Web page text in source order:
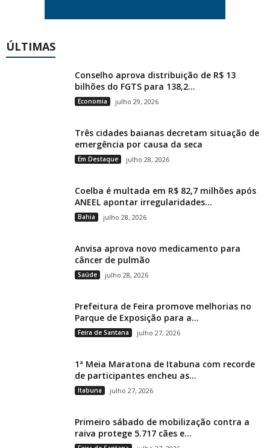
ÚLTIMAS
Conselho aprova distribuição de R$ 13
bilhões do FGTS para 138,2...
Economia julho 29, 2026
Três cidades baianas decretam situação de
emergência por causa da seca
Em Destaque julho 28, 2026
Coelba é multada em R$ 82,7 milhões após
ANEEL apontar irregularidades...
Bahia julho 28, 2026
Anvisa aprova novo medicamento para
câncer de pulmão
Saúde julho 28, 2026
Prefeitura de Feira promove melhorias no
Parque de Exposição para a...
Feira de Santana julho 27, 2026
1ª Meia Maratona de Itabuna com recorde
de participantes encheu as...
Itabuna julho 27, 2026
Primeiro sábado de mobilização contra a
raiva protege 5.717 cães e...